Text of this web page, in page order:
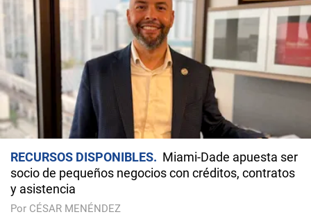
RECURSOS DISPONIBLES
Miami-Dade apuesta ser
socio de pequeños negocios con créditos, contratos
y asistencia
Por CÉSAR MENÉNDEZ